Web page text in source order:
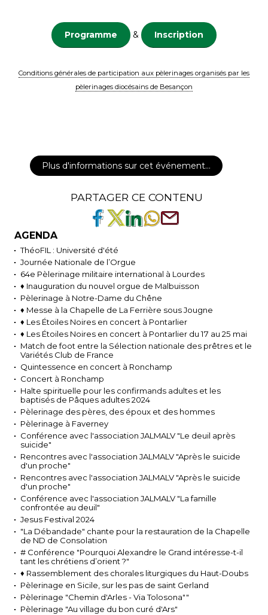
Programme & Inscription
Conditions générales de participation aux pèlerinages organisés par les
pèlerinages diocésains de Besançon
Plus d'informations sur cet événement…
PARTAGER CE CONTENU
AGENDA
ThéoFIL : Université d'été
Journée Nationale de l’Orgue
64e Pèlerinage militaire international à Lourdes
♦ Inauguration du nouvel orgue de Malbuisson
Pèlerinage à Notre-Dame du Chêne
♦ Messe à la Chapelle de La Ferrière sous Jougne
♦ Les Étoiles Noires en concert à Pontarlier
♦ Les Étoiles Noires en concert à Pontarlier du 17 au 25 mai
Match de foot entre la Sélection nationale des prêtres et le
Variétés Club de France
Quintessence en concert à Ronchamp
Concert à Ronchamp
Halte spirituelle pour les confirmands adultes et les
baptisés de Pâques adultes 2024
Pèlerinage des pères, des époux et des hommes
Pèlerinage à Faverney
Conférence avec l'association JALMALV "Le deuil après
suicide"
Rencontres avec l'association JALMALV "Après le suicide
d'un proche"
Rencontres avec l'association JALMALV "Après le suicide
d'un proche"
Conférence avec l'association JALMALV "La famille
confrontée au deuil"
Jesus Festival 2024
"La Débandade" chante pour la restauration de la Chapelle
de ND de Consolation
# Conférence "Pourquoi Alexandre le Grand intéresse-t-il
tant les chrétiens d’orient ?"
♦ Rassemblement des chorales liturgiques du Haut-Doubs
Pèlerinage en Sicile, sur les pas de saint Gerland
Pèlerinage "Chemin d'Arles - Via Tolosona""
Pèlerinage "Au village du bon curé d'Ars"